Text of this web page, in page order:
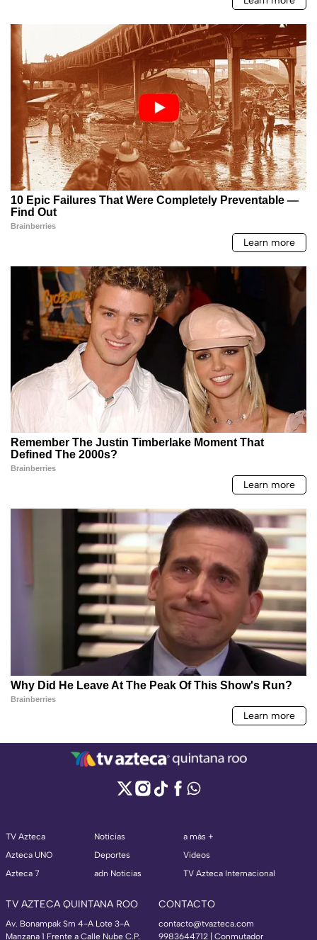
TV Azteca
Azteca UNO
Azteca 7
Noticias
Deportes
adn Noticias
a más +
Videos
TV Azteca Internacional
TV AZTECA QUINTANA ROO
Av. Bonampak Sm 4-A Lote 3-A
Manzana 1 Frente a Calle Nube C.P.
CONTACTO
contacto@tvazteca.com
9983644712 | Conmutador